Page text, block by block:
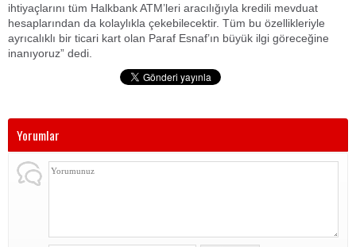
ihtiyaçlarını tüm Halkbank ATM’leri aracılığıyla kredili mevduat
hesaplarından da kolaylıkla çekebilecektir. Tüm bu özellikleriyle
ayrıcalıklı bir ticari kart olan Paraf Esnaf’ın büyük ilgi göreceğine
inanıyoruz” dedi.
Yorumlar